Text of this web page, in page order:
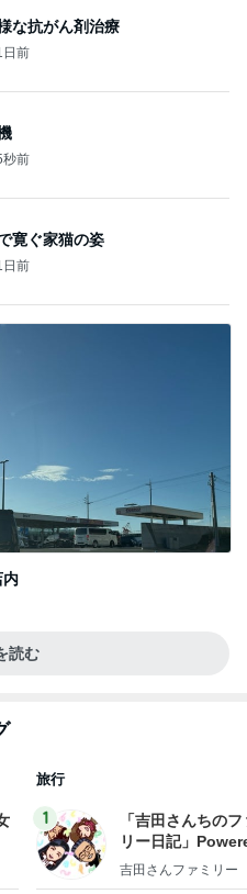
な抗がん剤治療
日前
秒前
寛ぐ家猫の姿
日前
内
読む
旅行
1
「吉田さんちの
リー日記」
y Ameba 吉田さ
吉田さんファミリー